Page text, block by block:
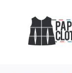
contenu